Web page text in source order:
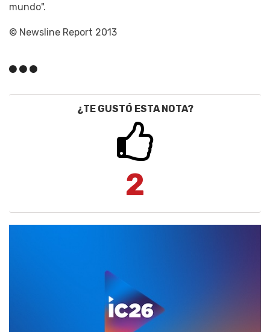
mundo".
© Newsline Report 2013
¿TE GUSTÓ ESTA NOTA?
2